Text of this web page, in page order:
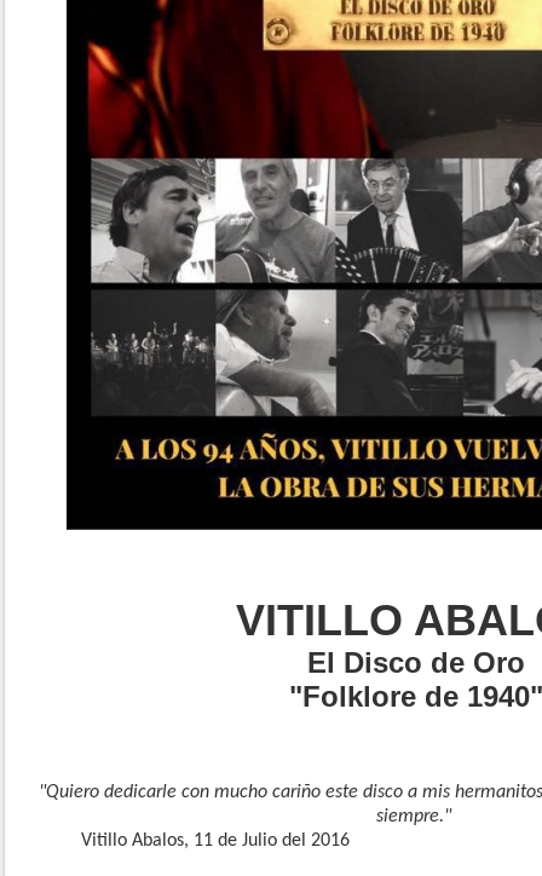
VITILLO
El Disco de Oro
"Folklore de 1940"
"Quiero dedicarle con mucho cariño este disco a mis
siempre."
Vitillo Abalos, 11 de Julio del 2016